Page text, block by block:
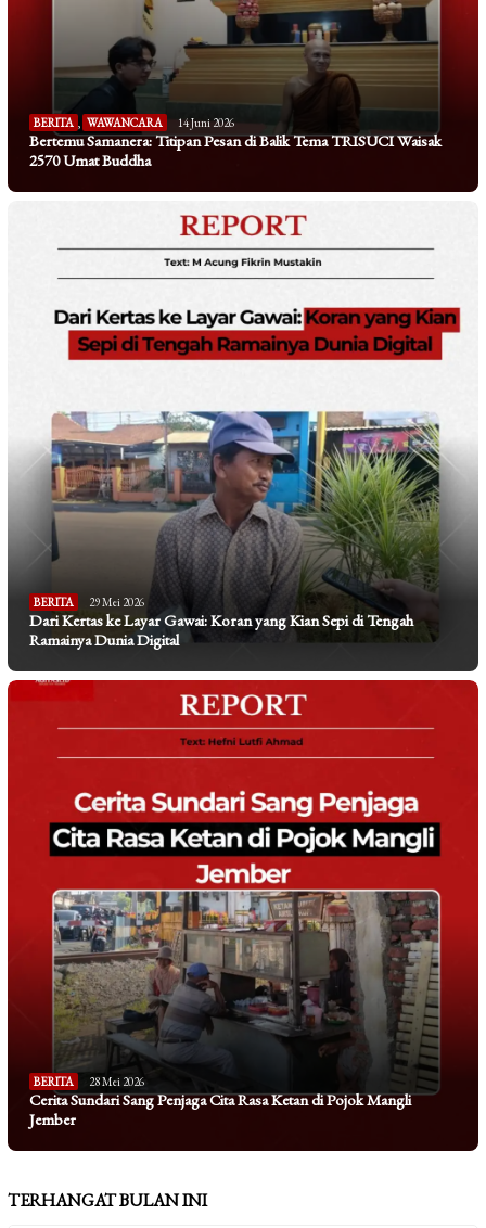
BERITA , WAWANCARA 14 Juni 2026
Bertemu Samanera: Titipan Pesan di Balik Tema TRISUCI Waisak
2570 Umat Buddha
BERITA 29 Mei 2026
Dari Kertas ke Layar Gawai: Koran yang Kian Sepi di Tengah
Ramainya Dunia Digital
BERITA 28 Mei 2026
Cerita Sundari Sang Penjaga Cita Rasa Ketan di Pojok Mangli
Jember
TERHANGAT BULAN INI